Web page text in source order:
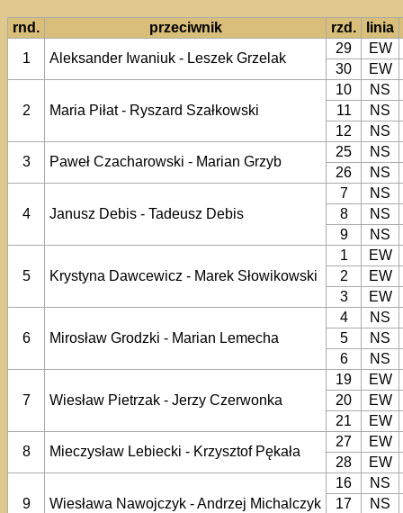
rnd. przeciwnik rzd.
linia
1
Aleksander Iwaniuk - Leszek Grzelak
29
EW
30
EW
2 Maria Piłat - Ryszard Szałkowski
10
NS
11
NS
12
NS
3
Paweł Czacharowski - Marian Grzyb
25
NS
26
NS
4 Janusz Debis - Tadeusz Debis
7
NS
8
NS
9
NS
5 Krystyna Dawcewicz - Marek Słowikowski
1
EW
2
EW
3
EW
6 Mirosław Grodzki - Marian Lemecha
4
NS
5
NS
6
NS
7 Wiesław Pietrzak - Jerzy Czerwonka
19
EW
20
EW
21
EW
8
Mieczysław Lebiecki - Krzysztof Pękała
27
EW
28
EW
9 Wiesława Nawojczyk - Andrzej Michalczyk
16
NS
17
NS